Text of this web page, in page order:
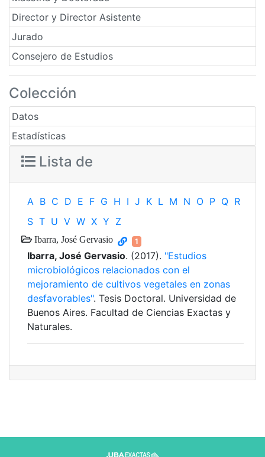
Director y Director Asistente
Jurado
Consejero de Estudios
Colección
Datos
Estadísticas
Lista de
A B C D E F G H I J K L M N O P Q R
S T U V W X Y Z
Ibarra, José Gervasio 1
Ibarra, José Gervasio. (2017). "Estudios
microbiológicos relacionados con el
mejoramiento de cultivos vegetales en zonas
desfavorables". Tesis Doctoral. Universidad de
Buenos Aires. Facultad de Ciencias Exactas y
Naturales.